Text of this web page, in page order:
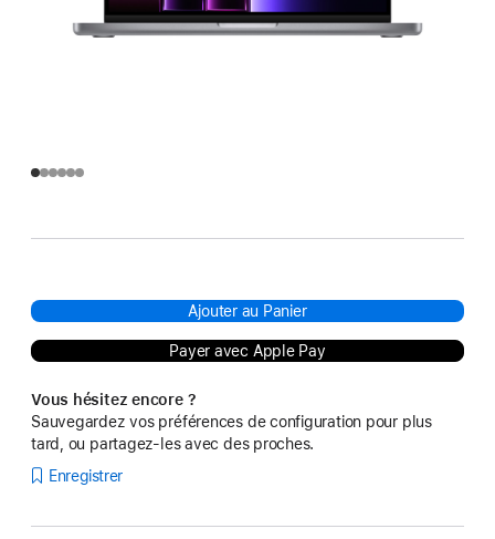
Ajouter au Panier
Payer avec Apple Pay
Vous hésitez encore ?
Sauvegardez vos préférences de configuration pour plus
tard, ou partagez-les avec des proches.
Enregistrer